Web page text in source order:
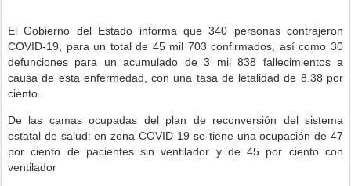
El Gobierno del Estado informa que 340 personas contrajeron
COVID-19, para un total de 45 mil 703 confirmados, así como 30
defunciones para un acumulado de 3 mil 838 fallecimientos a
causa de esta enfermedad, con una tasa de letalidad de 8.38 por
ciento.
De las camas ocupadas del plan de reconversión del sistema
estatal de salud: en zona COVID-19 se tiene una ocupación de 47
por ciento de pacientes sin ventilador y de 45 por ciento con
ventilador